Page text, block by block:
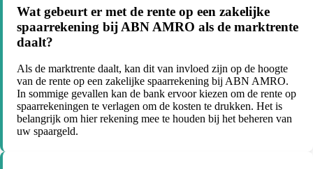
Wat gebeurt er met de rente op een zakelijke
spaarrekening bij ABN AMRO als de marktrente
daalt?
Als de marktrente daalt, kan dit van invloed zijn op de hoogte
van de rente op een zakelijke spaarrekening bij ABN AMRO.
In sommige gevallen kan de bank ervoor kiezen om de rente op
spaarrekeningen te verlagen om de kosten te drukken. Het is
belangrijk om hier rekening mee te houden bij het beheren van
uw spaargeld.